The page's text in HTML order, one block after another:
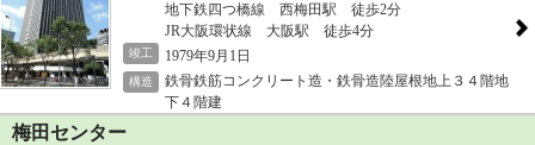
地下鉄四つ橋線 西梅田駅 徒歩2分
JR大阪環状線 大阪駅 徒歩4分
竣工 1979年9月1日
構造
鉄骨鉄筋コンクリート造・鉄骨造陸屋根地上３４階地
下４階建
梅田センター